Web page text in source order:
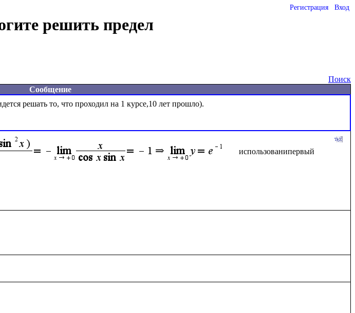
Регистрация Вход
решить предел
Поиск
Сообщение
решать то, что проходил на 1 курсе,10 лет прошло).
использованипервый